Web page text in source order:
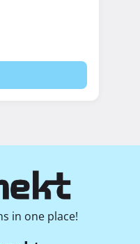
in one place!